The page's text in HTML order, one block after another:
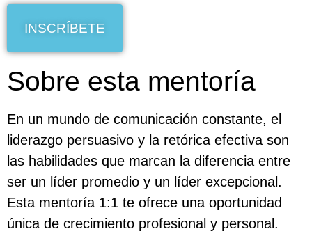
INSCRÍBETE
Sobre esta mentoría
En un mundo de comunicación constante, el
liderazgo persuasivo y la retórica efectiva son
las habilidades que marcan la diferencia entre
ser un líder promedio y un líder excepcional.
Esta mentoría 1:1 te ofrece una oportunidad
única de crecimiento profesional y personal.